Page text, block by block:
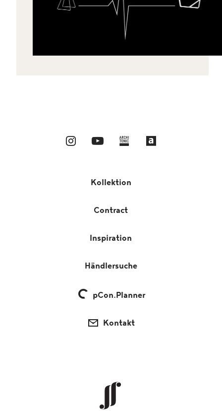
Kollektion
Contract
Inspiration
Händlersuche
pCon.Planner
Kontakt